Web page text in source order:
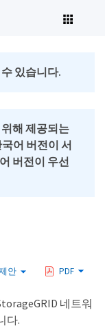
있습니다.
해 제공되는
어 버전이 서
버전이 우선
안 PDF
네트워
다.